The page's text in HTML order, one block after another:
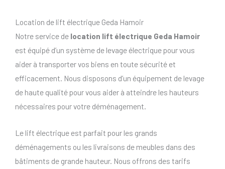
Location de lift électrique Geda Hamoir
Notre service de location lift électrique Geda Hamoir
est équipé d’un système de levage électrique pour vous
aider à transporter vos biens en toute sécurité et
efficacement. Nous disposons d’un équipement de levage
de haute qualité pour vous aider à atteindre les hauteurs
nécessaires pour votre déménagement.
Le lift électrique est parfait pour les grands
déménagements ou les livraisons de meubles dans des
bâtiments de grande hauteur. Nous offrons des tarifs